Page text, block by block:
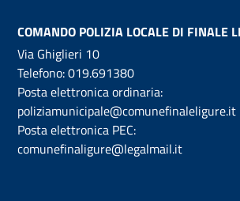
COMANDO POLIZIA LOCALE DI FINALE
Via Ghiglieri 10
Telefono:019.691380
Posta elettronica ordinaria:
poliziamunicipale@comunefinaleligure.it
Posta elettronica PEC:
comunefinaligure@legalmail.it